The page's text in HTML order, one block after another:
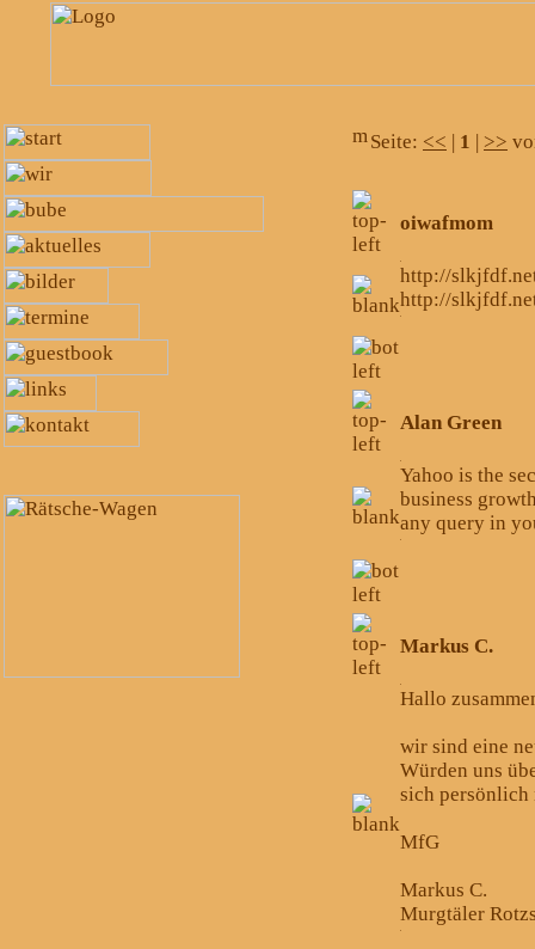
Seite: << | 1 | >>
oiwafmom
http://
http://
Alan Green
Yahoo is the
business
any query in
Markus C.
Hallo
wir sind eine
Würden uns
sich persönlich
MfG
Markus C.
Murgtäler